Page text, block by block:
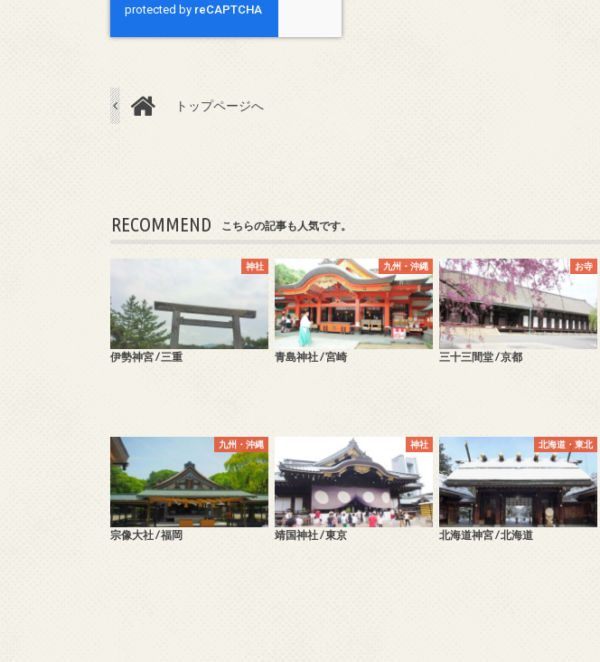
トップページへ
RECOMMEND こちらの記事も人気です。
神社
伊勢神宮 / 三重
九州・沖縄
青島神社 / 宮崎
お寺
三十三間堂 / 京都
九州・沖縄
宗像大社 / 福岡
神社
靖国神社 / 東京
北海道・東北
北海道神宮 / 北海道